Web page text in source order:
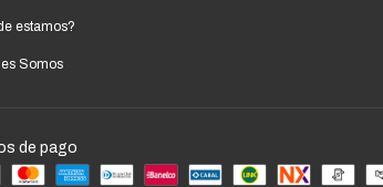
estamos?
Somos
de pago